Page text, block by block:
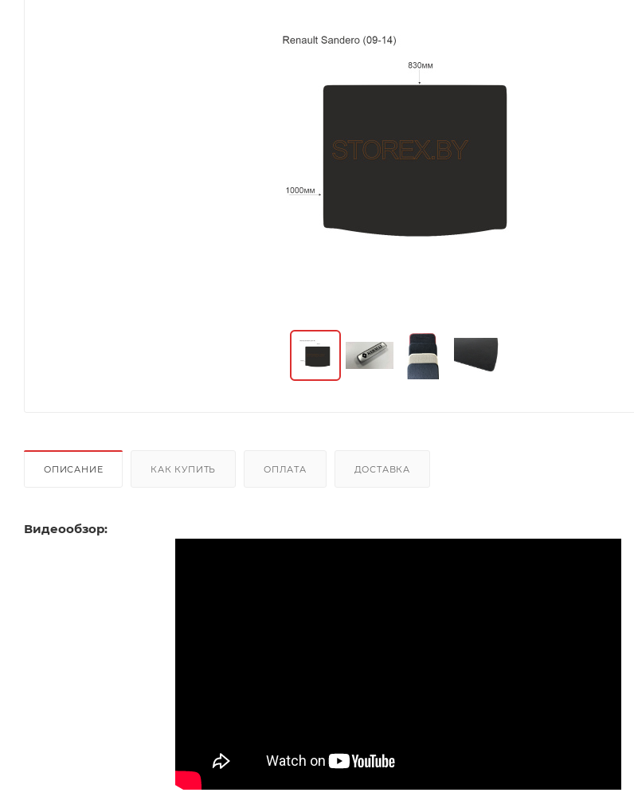
ОПИСАНИЕ КАК КУПИТЬ ОПЛАТА ДОСТАВКА
Видеообзор: